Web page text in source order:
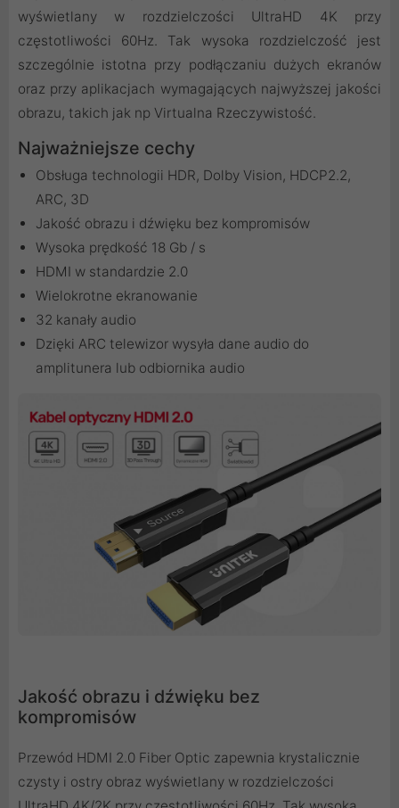
wyświetlany w rozdzielczości UltraHD 4K przy
częstotliwości 60Hz. Tak wysoka rozdzielczość jest
szczególnie istotna przy podłączaniu dużych ekranów
oraz przy aplikacjach wymagających najwyższej jakości
obrazu, takich jak np Virtualna Rzeczywistość.
Najważniejsze cechy
Obsługa technologii HDR, Dolby Vision, HDCP2.2,
ARC, 3D
Jakość obrazu i dźwięku bez kompromisów
Wysoka prędkość 18 Gb / s
HDMI w standardzie 2.0
Wielokrotne ekranowanie
32 kanały audio
Dzięki ARC telewizor wysyła dane audio do
amplitunera lub odbiornika audio
Jakość obrazu i dźwięku bez
kompromisów
Przewód HDMI 2.0 Fiber Optic zapewnia krystalicznie
czysty i ostry obraz wyświetlany w rozdzielczości